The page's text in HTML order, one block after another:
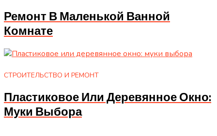
Ремонт В Маленькой Ванной
Комнате
СТРОИТЕЛЬСТВО И РЕМОНТ
Пластиковое Или Деревянное Окно:
Муки Выбора